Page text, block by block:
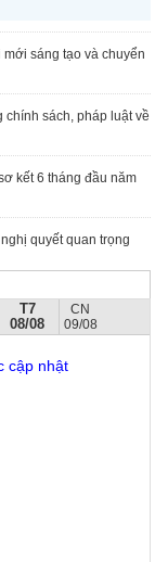
sáng tạo và chuyển
sách, pháp luật về
kết 6 tháng đầu năm
quyết quan trọng
T7
08/08
CN
09/08
cập nhật